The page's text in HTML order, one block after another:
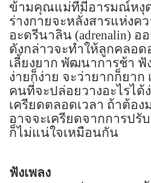
ข้ามคุณแม่ที่มีอารมณ์หงุด
ร่างกายจะหลั่งสารแห่งค
อะดรีนาลิน (adrenalin) อ
ดังกล่าวจะทำให้ลูกคลอด
เลี้ยงยาก พัฒนาการช้า ฟั
ง่ายก็ง่าย จะว่ายากก็ยาก
คนที่จะปล่อยวางอะไรได้
เครียดตลอดเวลา ถ้าต้อ
อาจจะเครียดจากการปรั
ก็ไม่แน่ใจเหมือนกัน
ฟังเพลง